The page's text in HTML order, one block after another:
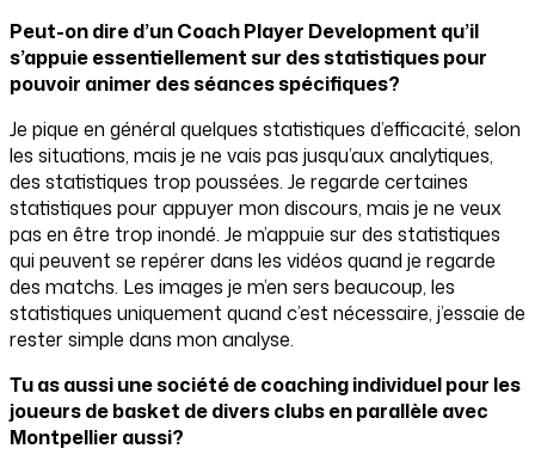
Peut-on dire d’un Coach Player Development qu’il
s’appuie essentiellement sur des statistiques pour
pouvoir animer des séances spécifiques?
Je pique en général quelques statistiques d’efficacité, selon
les situations, mais je ne vais pas jusqu’aux analytiques,
des statistiques trop poussées. Je regarde certaines
statistiques pour appuyer mon discours, mais je ne veux
pas en être trop inondé. Je m’appuie sur des statistiques
qui peuvent se repérer dans les vidéos quand je regarde
des matchs. Les images je m’en sers beaucoup, les
statistiques uniquement quand c’est nécessaire, j’essaie de
rester simple dans mon analyse.
Tu as aussi une société de coaching individuel pour les
joueurs de basket de divers clubs en parallèle avec
Montpellier aussi?